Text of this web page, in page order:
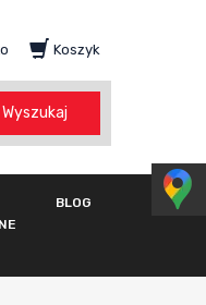
Koszyk
Wyszukaj
BLOG